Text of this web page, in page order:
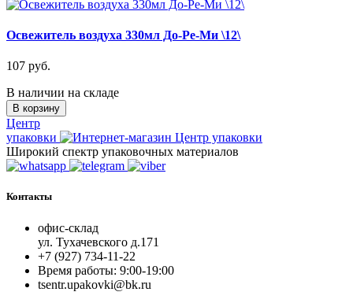
Освежитель воздуха 330мл До-Ре-Ми \12\
107 руб.
В наличии на складе
В корзину
Центр
упаковки
Широкий спектр упаковочных материалов
Контакты
офис-склад
ул. Тухачевского д.171
+7 (927) 734-11-22
Время работы: 9:00-19:00
tsentr.upakovki@bk.ru